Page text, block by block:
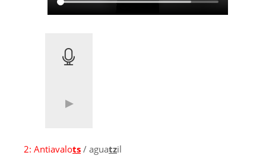
2: Antiavalots / aguatzil